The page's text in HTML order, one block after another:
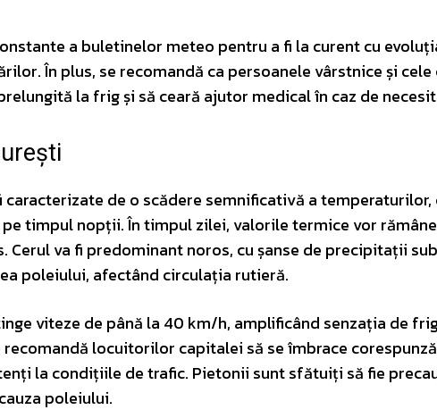
a buletinelor meteo pentru a fi la curent cu
În plus, se recomandă ca persoanele vârstnice și cele
la frig și să ceară ajutor medical în caz de
de o scădere semnificativă a temperaturilor,
timpul nopții. În timpul zilei, valorile termice vor rămâne
Cerul va fi predominant noros, cu șanse de precipitații sub
poleiului, afectând circulația rutieră.
viteze de până la 40 km/h, amplificând senzația de
locuitorilor capitalei să se îmbrace
la condițiile de trafic. Pietonii sunt sfătuiți să fie
poleiului.